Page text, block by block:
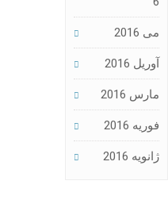
می 2016
آوریل 2016
مارس 2016
فوریه 2016
ژانویه 2016